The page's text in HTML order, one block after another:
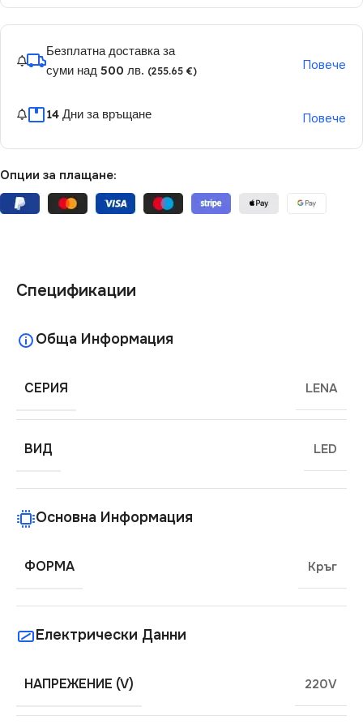
Безплатна доставка за
суми над 500 лв. (255.65 €) Повече
14 Дни за връщане Повече
Опции за плащане:
Спецификации
Обща Информация
СЕРИЯ LENA
ВИД LED
Основна Информация
ФОРМА Кръг
Електрически Данни
НАПРЕЖЕНИЕ (V) 220V